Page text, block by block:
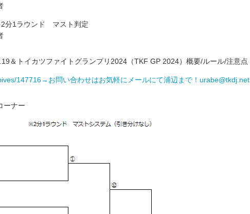
分1ラウンド マスト判定
＆トイカツファイトグランプリ2024（TKF GP 2024）概要/ルール/注意点
147716→お問い合わせはお気軽にメールにて浦辺まで！urabe@tkdj.net
ーナー